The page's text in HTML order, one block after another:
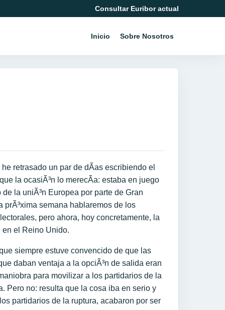
Consultar Euribor actual
Inicio Sobre Nosotros
he retrasado un par de dÃ­as escribiendo el
la ocasiÃ³n lo merecÃ­a: estaba en juego
la uniÃ³n Europea por parte de Gran
prÃ³xima semana hablaremos de los
pero ahora, hoy concretamente, la
en el Reino Unido.
siempre estuve convencido de que las
daban ventaja a la opciÃ³n de salida eran
para movilizar a los partidarios de la
Pero no: resulta que la cosa iba en serio y
partidarios de la ruptura, acabaron por ser